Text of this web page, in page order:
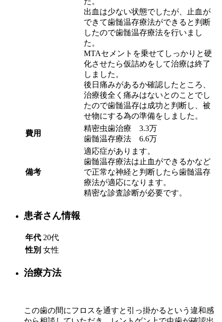
出血は少ない状態でしたが、止血が
できて歯髄温存療法ができると判断
したので歯髄温存療法を行いまし
た。
MTAセメントを乗せてしっかりと硬
化させたら仮詰めをして治療は終了
しました。
後日痛みがあるか確認したところ、
治療後全く痛みはないとのことでし
たので歯髄温存は成功と判断し、被
せ物にする為の準備をしました。
費用
精密虫歯治療 3.3万
歯髄温存療法 6.6万
備考
適応症があります。
歯髄温存療法は止血ができるかなど
で正常な神経と判断したら歯髄温存
療法が適応になります。
精密な診査診断が必要です。
患者さん情報
年代 20代
性別 女性
治療方法
この歯の間にフロスを通すと引っ掛かるという違和感